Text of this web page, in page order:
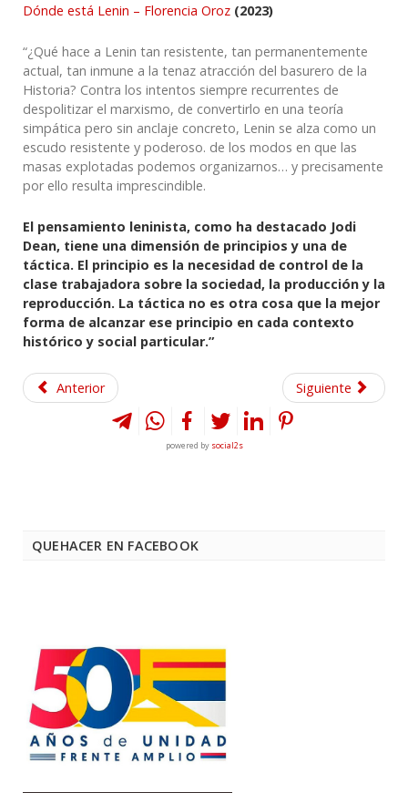
Dónde está Lenin – Florencia Oroz (2023)
“¿Qué hace a Lenin tan resistente, tan permanentemente
actual, tan inmune a la tenaz atracción del basurero de la
Historia? Contra los intentos siempre recurrentes de
despolitizar el marxismo, de convertirlo en una teoría
simpática pero sin anclaje concreto, Lenin se alza como un
escudo resistente y poderoso. de los modos en que las
masas explotadas podemos organizarnos… y precisamente
por ello resulta imprescindible.
El pensamiento leninista, como ha destacado Jodi
Dean, tiene una dimensión de principios y una de
táctica. El principio es la necesidad de control de la
clase trabajadora sobre la sociedad, la producción y la
reproducción. La táctica no es otra cosa que la mejor
forma de alcanzar ese principio en cada contexto
histórico y social particular.”
Anterior Siguiente
powered by social2s
QUEHACER EN FACEBOOK